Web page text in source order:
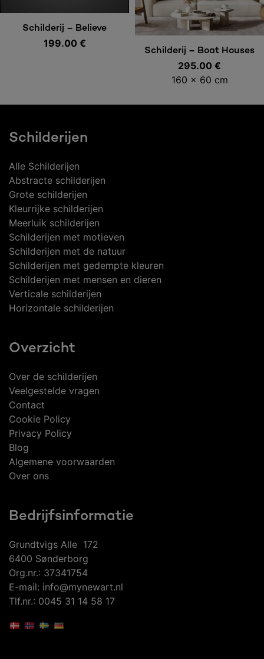
Toevoegen aan
winkelwagen
Schilderij – Believe
199.00 €
Toevoegen aan
winkelwagen
Schilderij – Boat Houses
295.00 €
160 x 60 cm
Schilderijen
Alle Schilderijen
Abstracte schilderijen
Grote schilderijen
Kleurrijke schilderijen
Meerluik schilderijen
Schilderijen met motieven
Schilderijen met de natuur
Schilderijen met gedempte kleuren
Schilderijen met mensen en dieren
Verticale schilderijen
Horizontale schilderijen
Overzicht
Over de schilderijen
Veelgestelde vragen
Contact
Cookie Policy
Privacy Policy
Blog
Algemene voorwaarden
Over ons
Bedrijfsinformatie
Grundtvigs Alle 172
6400 Sønderborg
Org.nr.: 37341754
E-mail: info@mynewart.nl
Tlf.nr.: 0045 31 14 58 17